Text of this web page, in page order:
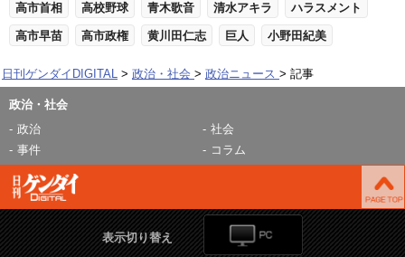
高市首相 高校野球 青木歌音 清水アキラ ハラスメント
高市早苗 高市政権 黄川田仁志 巨人 小野田紀美
日刊ゲンダイDIGITAL 政治・社会 政治ニュース 記事
政治・社会
政治
社会
事件
コラム
表示切り替え